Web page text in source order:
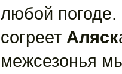
любой
согреет Аляск
межсезонья